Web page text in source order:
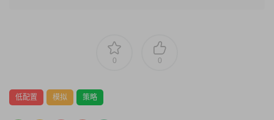
0 0
低配置 模拟 策略